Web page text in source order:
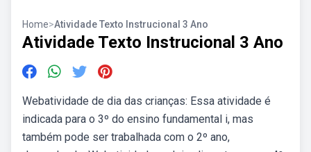
Home>Atividade Texto Instrucional 3 Ano
Atividade Texto Instrucional 3 Ano
Webatividade de dia das crianças: Essa atividade é
indicada para o 3º do ensino fundamental i, mas
também pode ser trabalhada com o 2º ano,